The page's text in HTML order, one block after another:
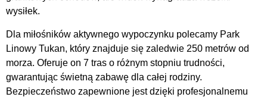
wysiłek.
Dla miłośników aktywnego wypoczynku polecamy Park
Linowy Tukan, który znajduje się zaledwie 250 metrów od
morza. Oferuje on 7 tras o różnym stopniu trudności,
gwarantując świetną zabawę dla całej rodziny.
Bezpieczeństwo zapewnione jest dzięki profesjonalnemu